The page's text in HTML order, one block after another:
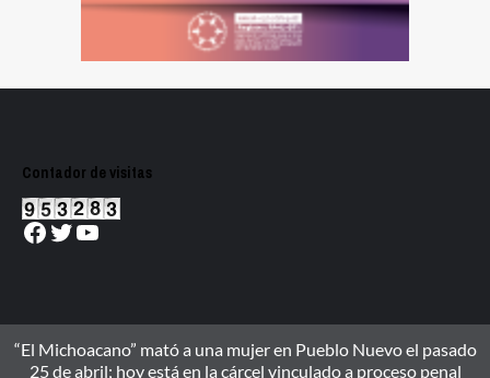
Contador de visitas
Facebook
Twitter
YouTube
“El Michoacano” mató a una mujer en Pueblo Nuevo el pasado
25 de abril; hoy está en la cárcel vinculado a proceso penal